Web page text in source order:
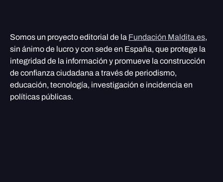
Somos un proyecto editorial de la Fundación Maldita.es,
sin ánimo de lucro y con sede en España, que protege la
integridad de la información y promueve la construcción
de confianza ciudadana a través de periodismo,
educación, tecnología, investigación e incidencia en
políticas públicas.